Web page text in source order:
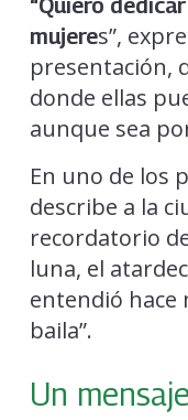
“Quiero
mujeres”,
presentación,
donde ellas
aunque sea
En uno de los
describe a la
recordatorio
luna, el
entendió hace
baila”.
Un